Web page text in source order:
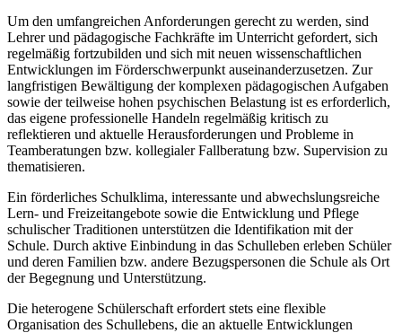
Um den umfangreichen Anforderungen gerecht zu werden, sind
Lehrer und pädagogische Fachkräfte im Unterricht gefordert, sich
regelmäßig fortzubilden und sich mit neuen wissenschaftlichen
Entwicklungen im Förderschwerpunkt auseinanderzusetzen. Zur
langfristigen Bewältigung der komplexen pädagogischen Aufgaben
sowie der teilweise hohen psychischen Belastung ist es erforderlich,
das eigene professionelle Handeln regelmäßig kritisch zu
reflektieren und aktuelle Herausforderungen und Probleme in
Teamberatungen bzw. kollegialer Fallberatung bzw. Supervision zu
thematisieren.
Ein förderliches Schulklima, interessante und abwechslungsreiche
Lern- und Freizeitangebote sowie die Entwicklung und Pflege
schulischer Traditionen unterstützen die Identifikation mit der
Schule. Durch aktive Einbindung in das Schulleben erleben Schüler
und deren Familien bzw. andere Bezugspersonen die Schule als Ort
der Begegnung und Unterstützung.
Die heterogene Schülerschaft erfordert stets eine flexible
Organisation des Schullebens, die an aktuelle Entwicklungen